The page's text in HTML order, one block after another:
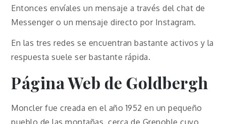
Entonces envíales un mensaje a través del chat de
Messenger o un mensaje directo por Instagram.
En las tres redes se encuentran bastante activos y la
respuesta suele ser bastante rápida.
Página Web de Goldbergh
Moncler fue creada en el año 1952 en un pequeño